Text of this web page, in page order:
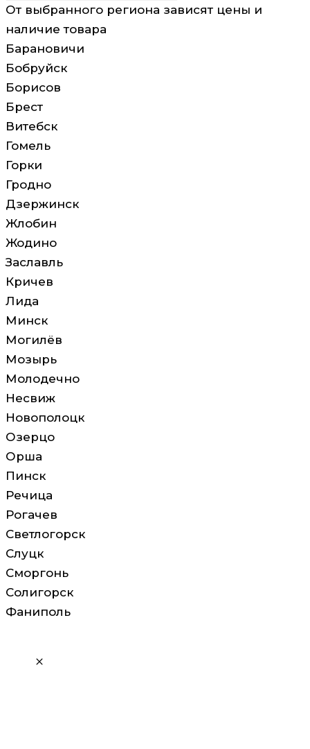
От выбранного региона зависят цены и
наличие товара
Барановичи
Бобруйск
Борисов
Брест
Витебск
Гомель
Горки
Гродно
Дзержинск
Жлобин
Жодино
Заславль
Кричев
Лида
Минск
Могилёв
Мозырь
Молодечно
Несвиж
Новополоцк
Озерцо
Орша
Пинск
Речица
Рогачев
Светлогорск
Слуцк
Сморгонь
Солигорск
Фаниполь